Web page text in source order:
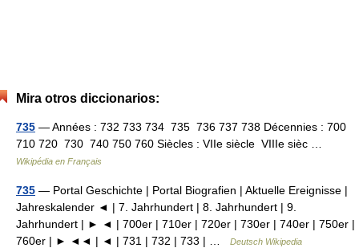
Mira otros diccionarios:
735 — Années : 732 733 734 735 736 737 738 Décennies : 700
710 720 730 740 750 760 Siècles : VIIe siècle VIIIe sièc …
Wikipédia en Français
735 — Portal Geschichte | Portal Biografien | Aktuelle Ereignisse |
Jahreskalender ◄ | 7. Jahrhundert | 8. Jahrhundert | 9.
Jahrhundert | ► ◄ | 700er | 710er | 720er | 730er | 740er | 750er |
760er | ► ◄◄ | ◄ | 731 | 732 | 733 | …
Deutsch Wikipedia